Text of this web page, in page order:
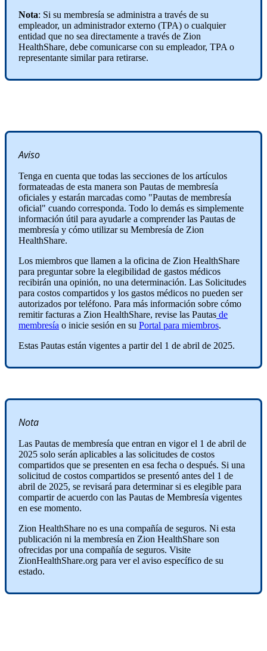
Nota: Si su membresía se administra a través de su
empleador, un administrador externo (TPA) o cualquier
entidad que no sea directamente a través de Zion
HealthShare, debe comunicarse con su empleador, TPA o
representante similar para retirarse.
Aviso
Tenga en cuenta que todas las secciones de los artículos
formateadas de esta manera son Pautas de membresía
oficiales y estarán marcadas como "Pautas de membresía
oficial" cuando corresponda. Todo lo demás es simplemente
información útil para ayudarle a comprender las Pautas de
membresía y cómo utilizar su Membresía de Zion
HealthShare.
Los miembros que llamen a la oficina de Zion HealthShare
para preguntar sobre la elegibilidad de gastos médicos
recibirán una opinión, no una determinación. Las Solicitudes
para costos compartidos y los gastos médicos no pueden ser
autorizados por teléfono. Para más información sobre cómo
remitir facturas a Zion HealthShare, revise las Pautas de
membresía o inicie sesión en su Portal para miembros.
Estas Pautas están vigentes a partir del 1 de abril de 2025.
Nota
Las Pautas de membresía que entran en vigor el 1 de abril de
2025 solo serán aplicables a las solicitudes de costos
compartidos que se presenten en esa fecha o después. Si una
solicitud de costos compartidos se presentó antes del 1 de
abril de 2025, se revisará para determinar si es elegible para
compartir de acuerdo con las Pautas de Membresía vigentes
en ese momento.
Zion HealthShare no es una compañía de seguros. Ni esta
publicación ni la membresía en Zion HealthShare son
ofrecidas por una compañía de seguros. Visite
ZionHealthShare.org para ver el aviso específico de su
estado.